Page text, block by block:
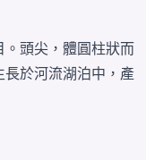
。頭尖，體圓柱狀而
於河流湖泊中，產